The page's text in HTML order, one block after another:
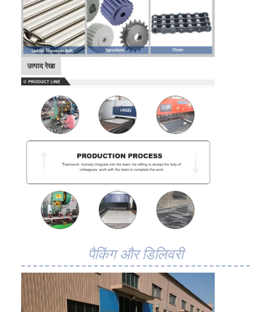
खाद्य जाल बेल्ट
मधुकोश कन्वेयर बेल्ट
कन्वेयर चेन प्लेट
सोलर फोटोवोल्टिक मेश बेल्ट
चेन मेष बेल्ट
सर्पिल फ्रीजर बेल्ट
ओवन कन्वेयर बेल्ट
उत्पाद रेखा
पैकिंग और डिलिवरी